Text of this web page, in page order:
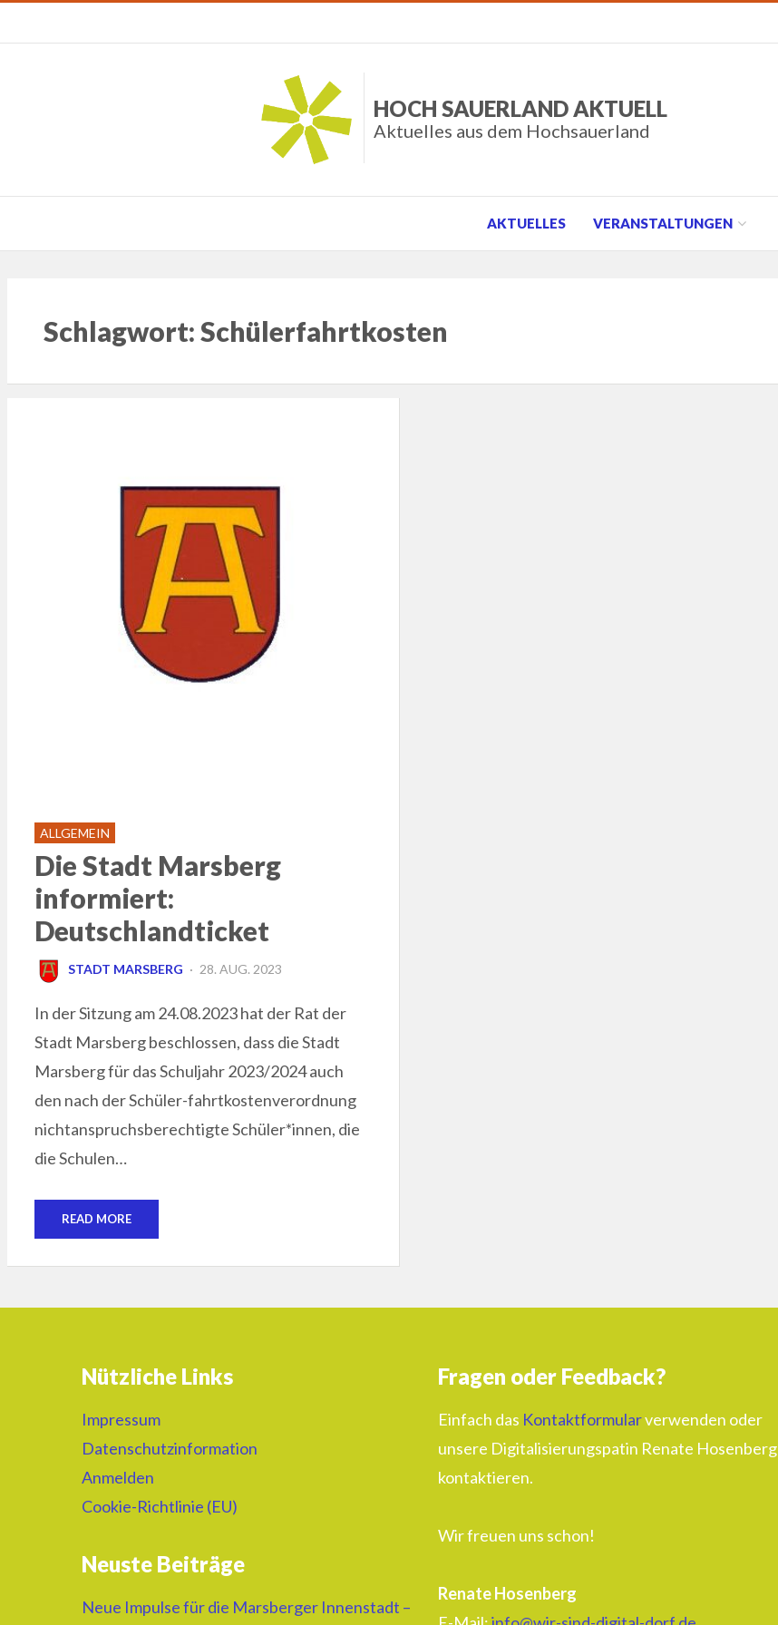
HOCH SAUERLAND AKTUELL
Aktuelles aus dem Hochsauerland
AKTUELLES VERANSTALTUNGEN
Schlagwort:Schülerfahrtkosten
ALLGEMEIN
Die Stadt Marsberg
informiert:
Deutschlandticket
STADT MARSBERG
POSTED
28. AUG. 2023
In der Sitzung am 24.08.2023 hat der Rat der
Stadt Marsberg beschlossen, dass die Stadt
Marsberg für das Schuljahr 2023/2024 auch
den nach der Schüler-fahrtkostenverordnung
nichtanspruchsberechtigte Schüler*innen, die
die Schulen…
READ MORE
Nützliche Links
Impressum
Datenschutzinformation
Anmelden
Cookie-Richtlinie (EU)
Neuste Beiträge
Neue Impulse für die Marsberger Innenstadt –
Fragen oder Feedback?
Einfach das Kontaktformularverwenden oder
unsere Digitalisierungspatin Renate Hosenberg
kontaktieren.
Wir freuen uns schon!
Renate Hosenberg